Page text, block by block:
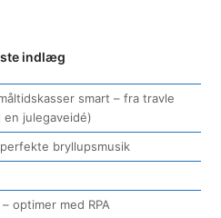
indlæg
smart – fra travle
julegaveidé)
bryllupsmusik
optimer med RPA